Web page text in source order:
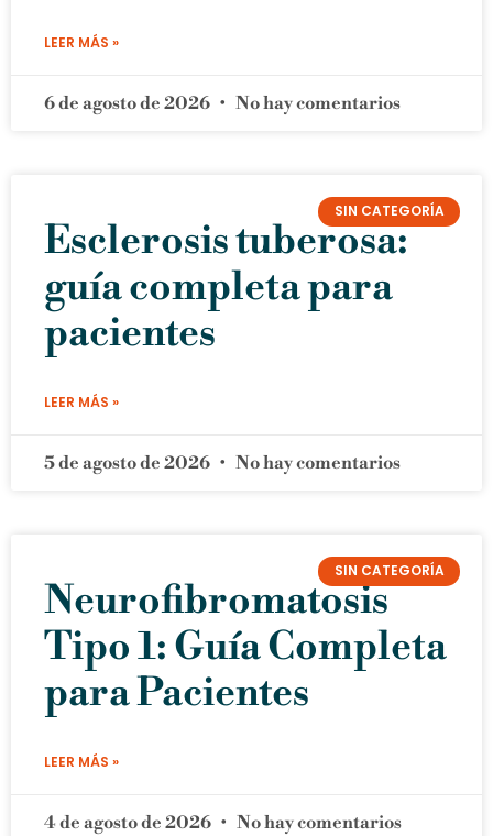
LEER MÁS »
6 de agosto de 2026 No hay comentarios
SIN CATEGORÍA
Esclerosis tuberosa:
guía completa para
pacientes
LEER MÁS »
5 de agosto de 2026 No hay comentarios
SIN CATEGORÍA
Neurofibromatosis
Tipo 1: Guía Completa
para Pacientes
LEER MÁS »
4 de agosto de 2026 No hay comentarios